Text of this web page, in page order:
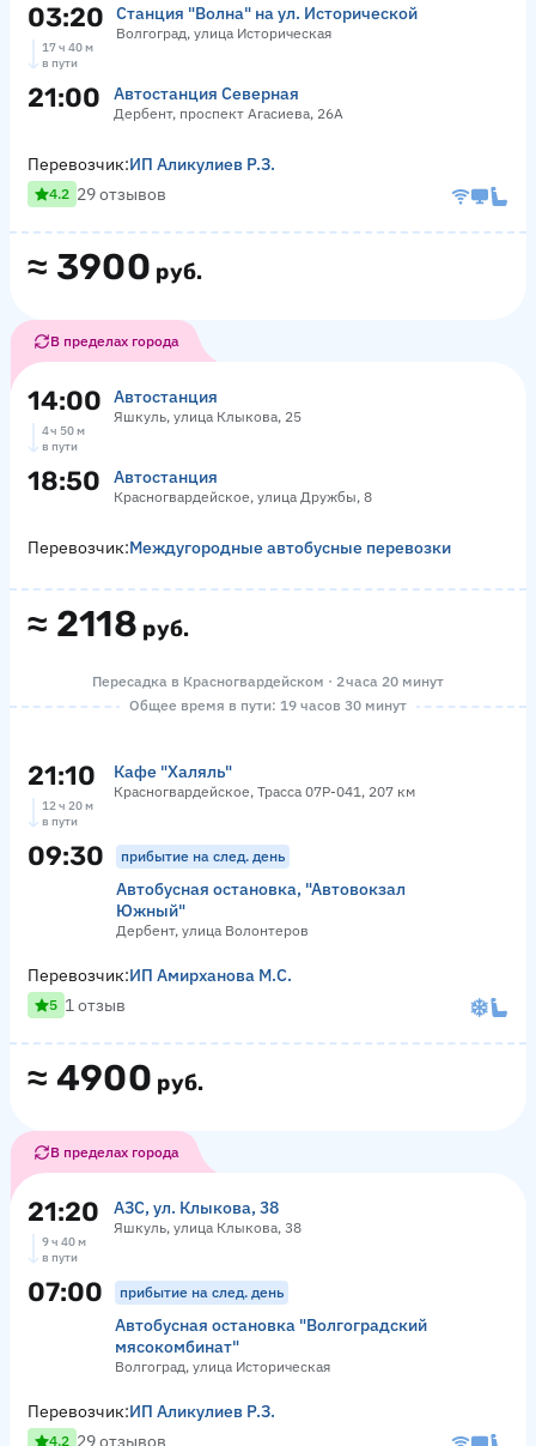
03:20 Станция "Волна" на ул. Исторической
Волгоград, улица Историческая
17 ч 40 м
в пути
21:00 Автостанция Северная
Дербент, проспект Агасиева, 26А
≈ 3900 руб.
Перевозчик:ИП Аликулиев Р.З.
4.2 29 отзывов
В пределах города
14:00 Автостанция
Яшкуль, улица Клыкова, 25
4 ч 50 м
в пути
18:50 Автостанция
Красногвардейское, улица Дружбы, 8
≈ 2118 руб.
Перевозчик:Междугородные автобусные перевозки
Пересадка в Красногвардейском · 2 часа 20 минут
Общее время в пути: 19 часов 30 минут
21:10 Кафе "Халяль"
Красногвардейское, Трасса 07Р-041, 207 км
12 ч 20 м
в пути
09:30 прибытие на след. день
Автобусная остановка, "Автовокзал
Южный"
Дербент, улица Волонтеров
≈ 4900 руб.
Перевозчик:ИП Амирханова М.С.
5 1 отзыв
В пределах города
21:20 АЗС, ул. Клыкова, 38
Яшкуль, улица Клыкова, 38
9 ч 40 м
в пути
07:00 прибытие на след. день
Автобусная остановка "Волгоградский
мясокомбинат"
Волгоград, улица Историческая
Перевозчик:ИП Аликулиев Р.З.
4.2 29 отзывов